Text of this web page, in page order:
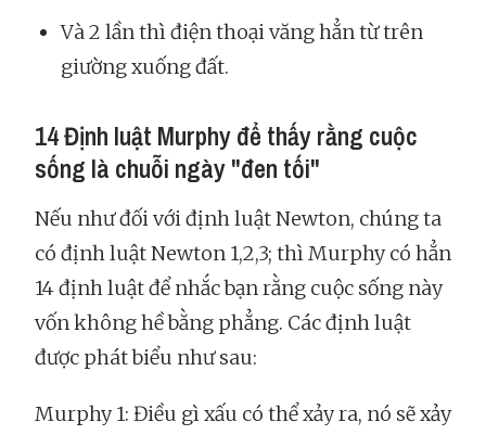
Và 2 lần thì điện thoại văng hẳn từ trên
giường xuống đất.
14 Định luật Murphy để thấy rằng cuộc
sống là chuỗi ngày "đen tối"
Nếu như đối với định luật Newton, chúng ta
có định luật Newton 1,2,3; thì Murphy có hẳn
14 định luật để nhắc bạn rằng cuộc sống này
vốn không hề bằng phẳng. Các định luật
được phát biểu như sau:
Murphy 1: Điều gì xấu có thể xảy ra, nó sẽ xảy